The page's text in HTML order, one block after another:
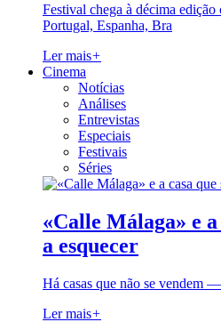
Festival chega à décima
Portugal, Espanha, Bra
Ler mais+
Cinema
Notícias
Análises
Entrevistas
Especiais
Festivais
Séries
«Calle Málaga» e a
a esquecer
Há casas que não se vendem
Ler mais+